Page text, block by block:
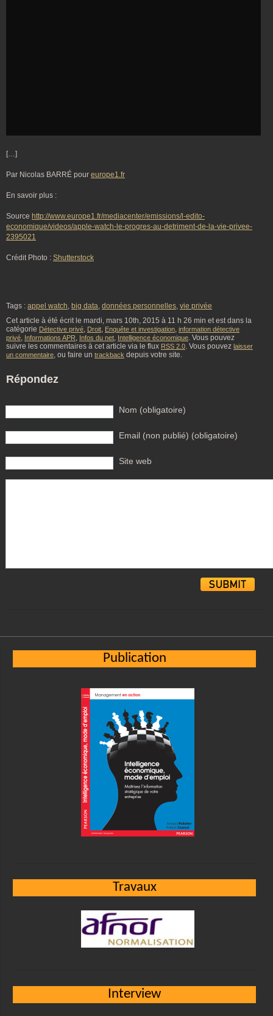
[…]
Par Nicolas BARRÉ pour europe1.fr
En savoir plus :
Source http://www.europe1.fr/mediacenter/emissions/l-edito-
economique/videos/apple-watch-le-progres-au-detriment-de-la-vie-privee-
2395021
Crédit Photo : Shutterstock
Tags : appel watch, big data, données personnelles, vie privée
Cet article à été écrit le mardi, mars 10th, 2015 à 11 h 26 min et est dans la
catégorie Détective privé, Droit, Enquête et investigation, information détective
privé, Informations APR, Infos du net, Intelligence économique. Vous pouvez
suivre les commentaires à cet article via le flux RSS 2.0. Vous pouvez laisser
un commentaire, ou faire un trackback depuis votre site.
Répondez
Nom (obligatoire)
Email (non publié) (obligatoire)
Site web
Publication
Travaux
Interview